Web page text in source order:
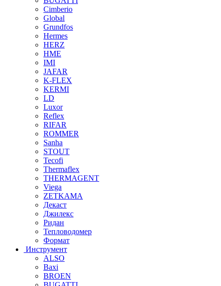
Cimberio
Global
Grundfos
Hermes
HERZ
HME
IMI
JAFAR
K-FLEX
KERMI
LD
Luxor
Reflex
RIFAR
ROMMER
Sanha
STOUT
Tecofi
Thermaflex
THERMAGENT
Viega
ZETKAMA
Декаст
Джилекс
Ридан
Тепловодомер
Формат
Инструмент
ALSO
Baxi
BROEN